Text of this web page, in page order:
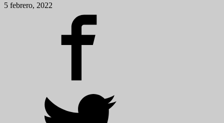
5 febrero, 2022